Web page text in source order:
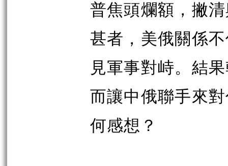
普焦頭爛額，撇
甚者，美俄關係
見軍事對峙。結
而讓中俄聯手來
何感想？